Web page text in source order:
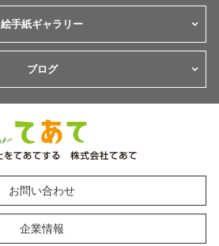
絵手紙ギャラリー
ブログ
お問い合わせ
企業情報